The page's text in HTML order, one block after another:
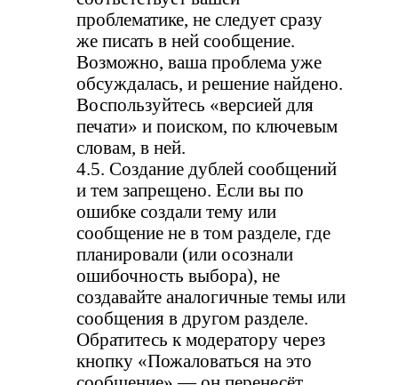
проблематике, не следует сразу
же писать в ней сообщение.
Возможно, ваша проблема уже
обсуждалась, и решение найдено.
Воспользуйтесь «версией для
печати» и поиском, по ключевым
словам, в ней.
4.5. Создание дублей сообщений
и тем запрещено. Если вы по
ошибке создали тему или
сообщение не в том разделе, где
планировали (или осознали
ошибочность выбора), не
создавайте аналогичные темы или
сообщения в другом разделе.
Обратитесь к модератору через
кнопку «Пожаловаться на это